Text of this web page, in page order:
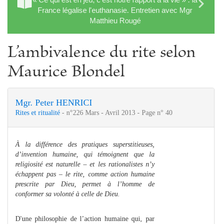
France légalise l'euthanasie. Entretien avec Mgr
Matthieu Rougé
L’ambivalence du rite selon
Maurice Blondel
Mgr. Peter HENRICI
Rites et ritualité - n°226 Mars - Avril 2013 - Page n° 40
À la différence des pratiques superstitieuses,
d’invention humaine, qui témoignent que la
religiosité est naturelle – et les rationalistes n’y
échappent pas – le rite, comme action humaine
prescrite par Dieu, permet à l’homme de
conformer sa volonté à celle de Dieu.
D'une philosophie de l’action humaine qui, par